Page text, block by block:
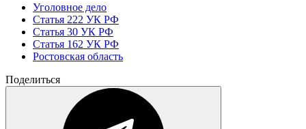
Уголовное дело
Статья 222 УК РФ
Статья 30 УК РФ
Статья 162 УК РФ
Ростовская область
Поделиться